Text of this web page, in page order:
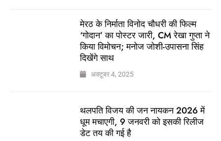
मेरठ के निर्माता विनोद चौधरी की फिल्म
‘गोदान’ का पोस्टर जारी, CM रेखा गुप्ता ने
किया विमोचन; मनोज जोशी-उपासना सिंह
दिखेंगे साथ
अक्टूबर 4, 2025
थलपति विजय की जन नायकन 2026 में
धूम मचाएगी, 9 जनवरी को इसकी रिलीज
डेट तय की गई है